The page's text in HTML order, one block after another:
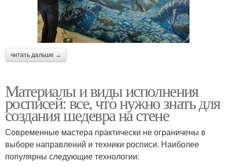
читать дальше →
Материалы и виды исполнения
росписей: все, что нужно знать для
создания шедевра на стене
Современные мастера практически не ограничены в
выборе направлений и техники росписи. Наиболее
популярны следующие технологии: